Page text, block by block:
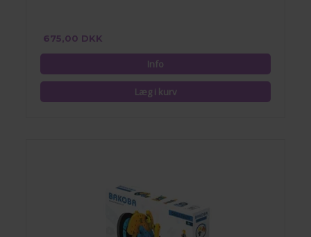
675,00 DKK